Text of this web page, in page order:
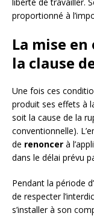
proportionné à
La mise
la clause
Une fois ces
produit ses effets à
soit la cause de la
conventionnelle).
de renoncer à
dans le délai prévu
Pendant la période
de respecter
s’installer à son